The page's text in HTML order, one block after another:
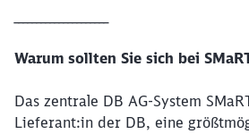
Warum sollten Sie sich bei
Das zentrale DB AG-System
Lieferant:in der DB, eine